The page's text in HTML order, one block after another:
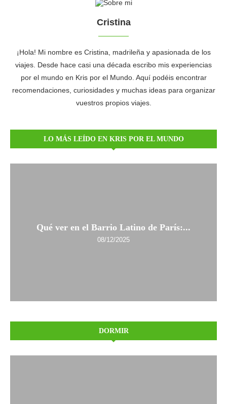
Cristina
¡Hola! Mi nombre es Cristina, madrileña y apasionada de los
viajes. Desde hace casi una década escribo mis experiencias
por el mundo en Kris por el Mundo. Aquí podéis encontrar
recomendaciones, curiosidades y muchas ideas para organizar
vuestros propios viajes.
LO MÁS LEÍDO EN KRIS POR EL MUNDO
Qué ver en el Barrio Latino de París:...
08/12/2025
DORMIR